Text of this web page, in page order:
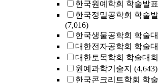
한국원예학회 학술발표
한국정밀공학회 학술
(7,016)
한국생물공학회 학술
대한전자공학회 학술
대한토목학회 학술대회
원예과학기술지 (4,643)
한국콘크리트학회 학